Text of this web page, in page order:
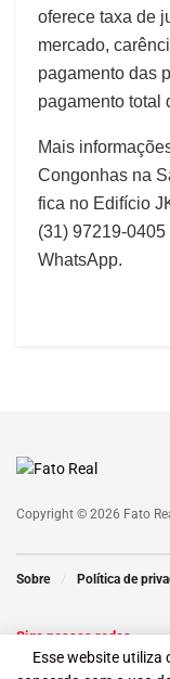
oferece taxa de
mercado,
pagamento das
pagamento total
Mais
Congonhas na
fica no Edifício
(31) 97219-
WhatsApp.
Copyright © 2026 Fato
Sobre Política de
Siga nossas redes
Esse website utiliza